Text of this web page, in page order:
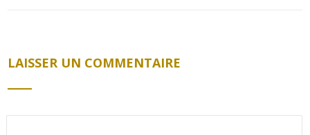
LAISSER UN COMMENTAIRE